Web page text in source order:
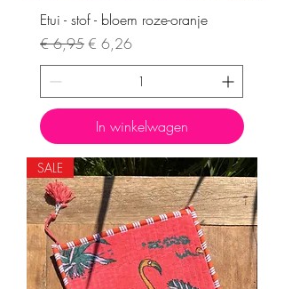
Etui - stof - bloem roze-oranje
Normale prijs
€ 6,95Verkoopprijs
€ 6,26
In winkelwagen
SALE